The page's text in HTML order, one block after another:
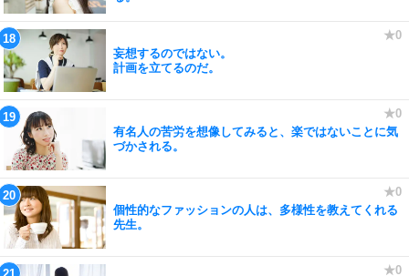
妄想するのではない。
計画を立てるのだ。
有名人の苦労を想像してみると、楽ではないことに気
づかされる。
個性的なファッションの人は、多様性を教えてくれる
先生。